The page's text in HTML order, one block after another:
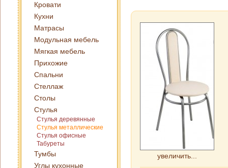
Кровати
Кухни
Матрасы
Модульная мебель
Мягкая мебель
Прихожие
Спальни
Стеллаж
Столы
Стулья
Стулья деревянные
Стулья металлические
Стулья офисные
Табуреты
Тумбы
Углы кухонные
увеличить...